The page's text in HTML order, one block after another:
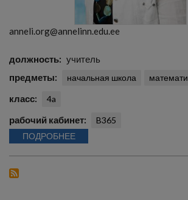
anneli.org@annelinn.edu.ee
должность
учитель
предметы
начальная школа
класс 4a
рабочий кабинет
B365
ПОДРОБНЕЕ